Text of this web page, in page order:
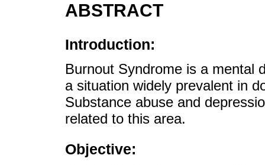
ABSTRACT
Introduction:
Burnout Syndrome is a mental
a situation widely prevalent in
Substance abuse and
related to this area.
Objective: